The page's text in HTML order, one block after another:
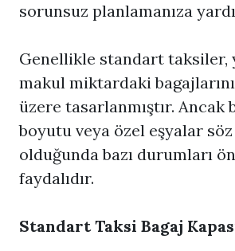
sorunsuz planlamanıza
Genellikle standart taksiler,
makul miktardaki
üzere tasarlanmıştır. Ancak
boyutu veya özel eşyalar
olduğunda bazı durumları
faydalıdır.
Standart Taksi Bagaj